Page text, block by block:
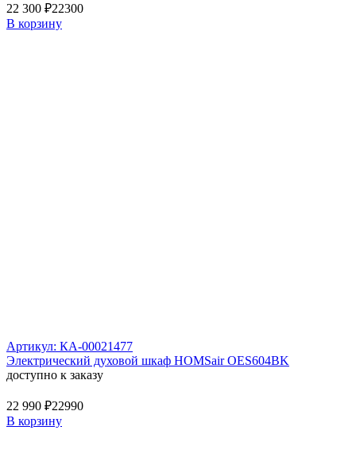
22 300 ₽22300
В корзину
Артикул: КА-00021477
Электрический духовой шкаф HOMSair OES604BK
доступно к заказу
22 990 ₽22990
В корзину